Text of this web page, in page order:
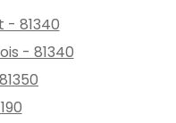
- 81340
- 81340